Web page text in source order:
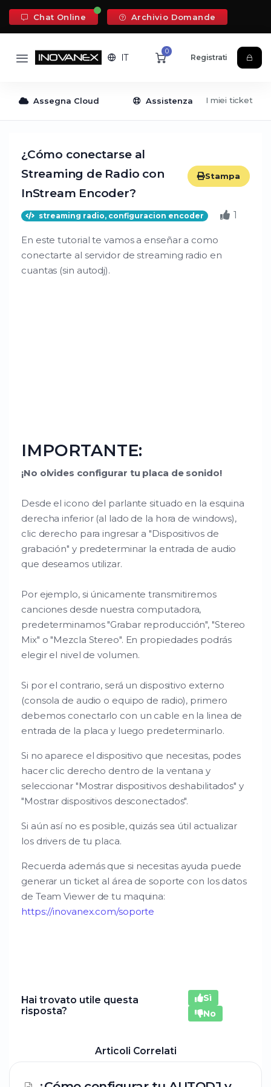
Chat Online Archivio Domande
IT
0
Registrati
Assegna Cloud Assistenza I miei ticket
¿Cómo conectarse al
Streaming de Radio con
InStream Encoder?
Stampa
streaming radio, configuracion encoder 1
En este tutorial te vamos a enseñar a como
conectarte al servidor de streaming radio en
cuantas (sin autodj).
IMPORTANTE:
¡No olvides configurar tu placa de sonido!
Desde el icono del parlante situado en la esquina
derecha inferior (al lado de la hora de windows),
clic derecho para ingresar a "Dispositivos de
grabación" y predeterminar la entrada de audio
que deseamos utilizar.
Por ejemplo, si únicamente transmitiremos
canciones desde nuestra computadora,
predeterminamos "Grabar reproducción", "Stereo
Mix" o "Mezcla Stereo". En propiedades podrás
elegir el nivel de volumen.
Si por el contrario, será un dispositivo externo
(consola de audio o equipo de radio), primero
debemos conectarlo con un cable en la linea de
entrada de la placa y luego predeterminarlo.
Si no aparece el dispositivo que necesitas, podes
hacer clic derecho dentro de la ventana y
seleccionar "Mostrar dispositivos deshabilitados" y
"Mostrar dispositivos desconectados".
Si aún así no es posible, quizás sea útil actualizar
los drivers de tu placa.
Recuerda además que si necesitas ayuda puede
generar un ticket al área de soporte con los datos
de Team Viewer de tu maquina:
https://inovanex.com/soporte
Hai trovato utile questa
risposta?
Sì
No
Articoli Correlati